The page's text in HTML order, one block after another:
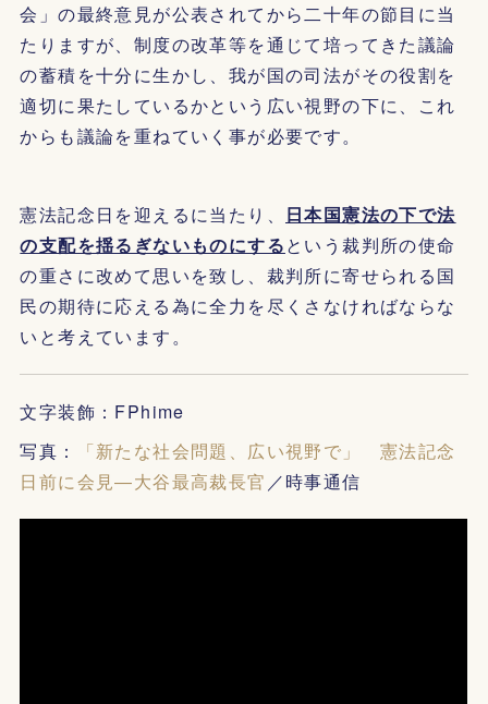
会」の最終意見が公表されてから二十年の節目に当
たりますが、制度の改革等を通じて培ってきた議論
の蓄積を十分に生かし、我が国の司法がその役割を
適切に果たしているかという広い視野の下に、これ
からも議論を重ねていく事が必要です。
憲法記念日を迎えるに当たり、 日本国憲法の下で法
の支配を揺るぎないものにするという裁判所の使命
の重さに改めて思いを致し、裁判所に寄せられる国
民の期待に応える為に全力を尽くさなければならな
いと考えています。
文字装飾：FPhime
写真：
「新たな社会問題、広い視野で」 憲法記念
日前に会見―大谷最高裁長官 ／時事通信